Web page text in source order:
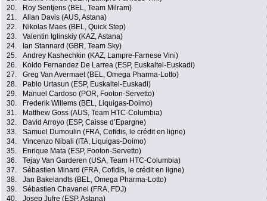
20.
Roy Sentjens (BEL, Team Milram)
21.
Allan Davis (AUS, Astana)
22.
Nikolas Maes (BEL, Quick Step)
23.
Valentin Iglinskiy (KAZ, Astana)
24.
Ian Stannard (GBR, Team Sky)
25.
Andrey Kashechkin (KAZ, Lampre-Farnese Vini)
26.
Koldo Fernandez De Larrea (ESP, Euskaltel-Euskadi)
27.
Greg Van Avermaet (BEL, Omega Pharma-Lotto)
28.
Pablo Urtasun (ESP, Euskaltel-Euskadi)
29.
Manuel Cardoso (POR, Footon-Servetto)
30.
Frederik Willems (BEL, Liquigas-Doimo)
31.
Matthew Goss (AUS, Team HTC-Columbia)
32.
David Arroyo (ESP, Caisse d’Epargne)
33.
Samuel Dumoulin (FRA, Cofidis, le crédit en ligne)
34.
Vincenzo Nibali (ITA, Liquigas-Doimo)
35.
Enrique Mata (ESP, Footon-Servetto)
36.
Tejay Van Garderen (USA, Team HTC-Columbia)
37.
Sébastien Minard (FRA, Cofidis, le crédit en ligne)
38.
Jan Bakelandts (BEL, Omega Pharma-Lotto)
39.
Sébastien Chavanel (FRA, FDJ)
40.
Josep Jufre (ESP, Astana)